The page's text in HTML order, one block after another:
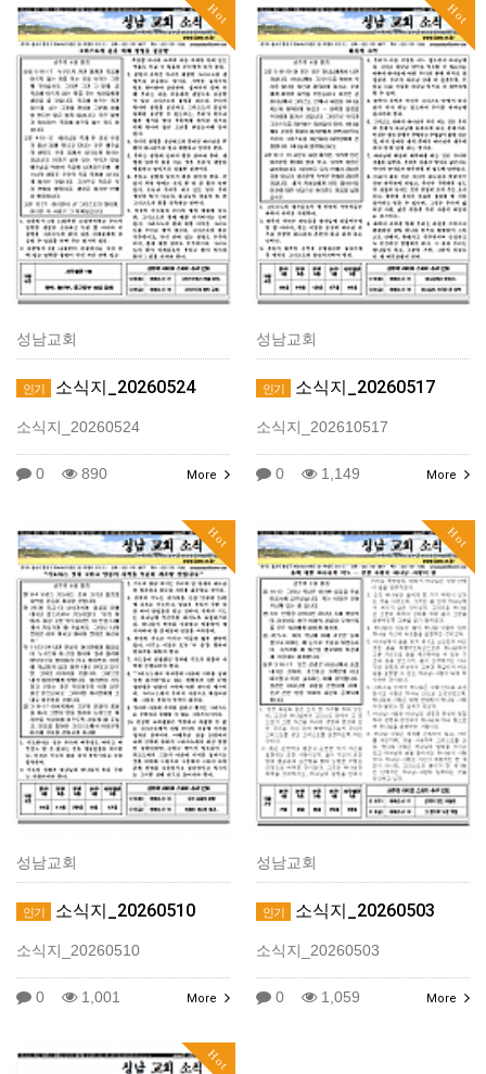
Hot
성남교회
인기 소식지_20260524
소식지_20260524
0 890 More
Hot
성남교회
인기 소식지_20260517
소식지_202610517
0 1,149 More
Hot
성남교회
인기 소식지_20260510
소식지_20260510
0 1,001 More
Hot
성남교회
인기 소식지_20260503
소식지_20260503
0 1,059 More
Hot